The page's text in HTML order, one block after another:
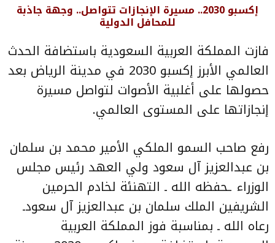
إكسبو 2030.. مسيرة الإنجازات تتواصل.. وجهة جاذبة
للمحافل الدولية
فازت المملكة العربية السعودية باستضافة الحدث
العالمي الأبرز إكسبو 2030 في مدينة الرياض بعد
حصولها على أغلبية الأصوات لتواصل مسيرة
إنجازاتها على المستوى العالمي.
رفع صاحب السمو الملكي الأمير محمد بن سلمان
بن عبدالعزيز آل سعود ولي العهد رئيس مجلس
الوزراء ـحفظه الله ـ التهنئة لخادم الحرمين
الشريفين الملك سلمان بن عبدالعزيز آل سعودـ
رعاه الله ـ بمناسبة فوز المملكة العربية